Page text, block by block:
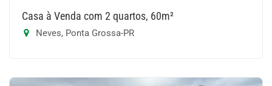
Casa à Venda com 2 quartos, 60m²
Neves, Ponta Grossa-PR